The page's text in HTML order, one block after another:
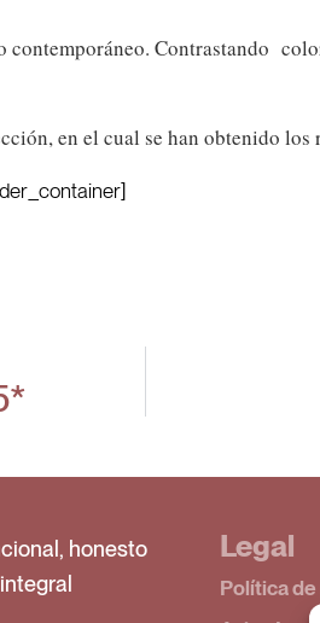
Contrastando
en el cual se han obtenido los
honesto
Legal
Política